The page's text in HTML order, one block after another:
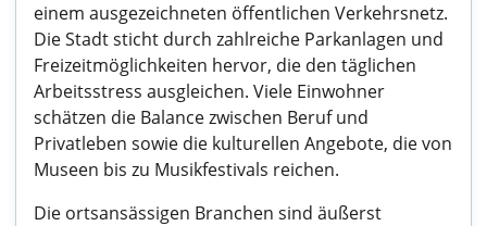
einem ausgezeichneten öffentlichen Verkehrsnetz.
Die Stadt sticht durch zahlreiche Parkanlagen und
Freizeitmöglichkeiten hervor, die den täglichen
Arbeitsstress ausgleichen. Viele Einwohner
schätzen die Balance zwischen Beruf und
Privatleben sowie die kulturellen Angebote, die von
Museen bis zu Musikfestivals reichen.
Die ortsansässigen Branchen sind äußerst